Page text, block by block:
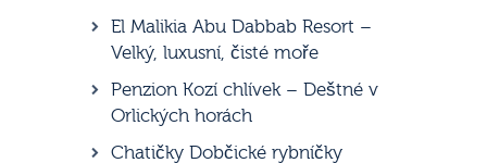
El Malikia Abu Dabbab Resort –
Velký, luxusní, čisté moře
Penzion Kozí chlívek – Deštné v
Orlických horách
Chatičky Dobčické rybníčky